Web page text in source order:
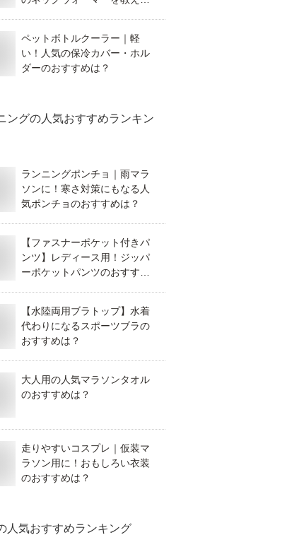
ペットボトルクーラー｜軽
い！人気の保冷カバー・ホル
ダーのおすすめは？
ングの人気おすすめランキン
ランニングポンチョ｜雨マラ
ソンに！寒さ対策にもなる人
気ポンチョのおすすめは？
【ファスナーポケット付きパ
ンツ】レディース用！ジッパ
ーポケットパンツのおすすめ
【水陸両用ブラトップ】水着
代わりになるスポーツブラの
おすすめは？
大人用の人気マラソンタオル
のおすすめは？
走りやすいコスプレ｜仮装マ
ラソン用に！おもしろい衣装
のおすすめは？
人気おすすめランキング